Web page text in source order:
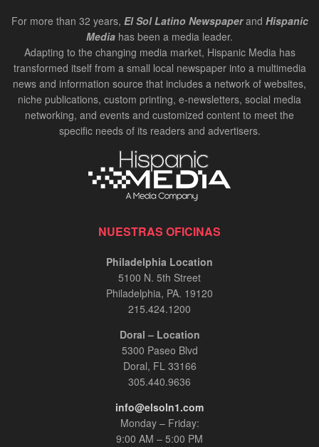
For more than 32 years, El Sol Latino Newspaperand Hispanic
Media has been a media leader.
Adapting to the changing media market, Hispanic Media has
transformed itself from a small local newspaper into a multimedia
news and information source that includes a network of websites,
niche publications, custom printing, e-newsletters, social media
networking, and events and customized content to meet the
specific needs of its readers and advertisers.
NUESTRAS OFICINAS
Philadelphia Location
5100 N. 5th Street
Philadelphia, PA. 19120
215.424.1200
Doral – Location
5300 Paseo Blvd
Doral, FL 33166
305.440.9636
info@elsoln1.com
Monday – Friday:
9:00 AM – 5:00 PM